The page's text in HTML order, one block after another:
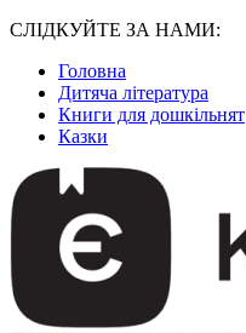
СЛІДКУЙТЕ ЗА НАМИ:
Головна
Дитяча література
Книги для дошкільнят
Казки